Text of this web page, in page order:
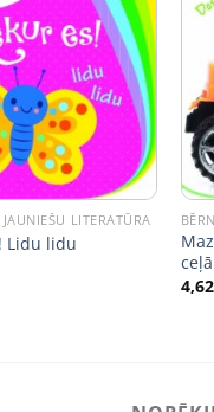
LITERATŪRA
Lidu lidu
4,62